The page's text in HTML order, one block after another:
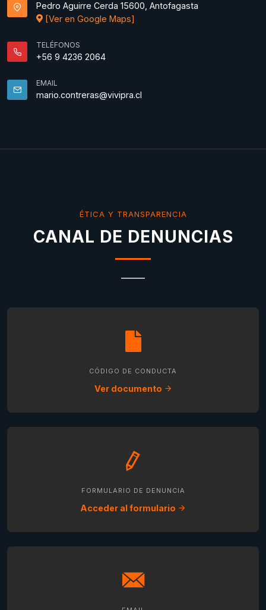
Pedro Aguirre Cerda 15600, Antofagasta
[Ver en Google Maps]
TELÉFONOS
+56 9 4236 2064
EMAIL
mario.contreras@vivipra.cl
ÉTICA Y TRANSPARENCIA
CANAL DE DENUNCIAS
CÓDIGO DE CONDUCTA
Ver documento
FORMULARIO DE DENUNCIA
Acceder al formulario